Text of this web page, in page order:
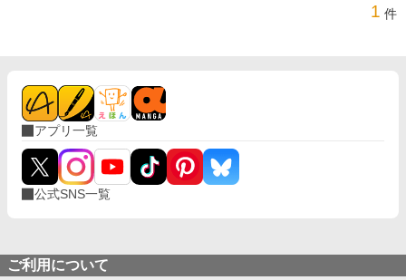
1 件
アプリ一覧
公式SNS一覧
ご利用について